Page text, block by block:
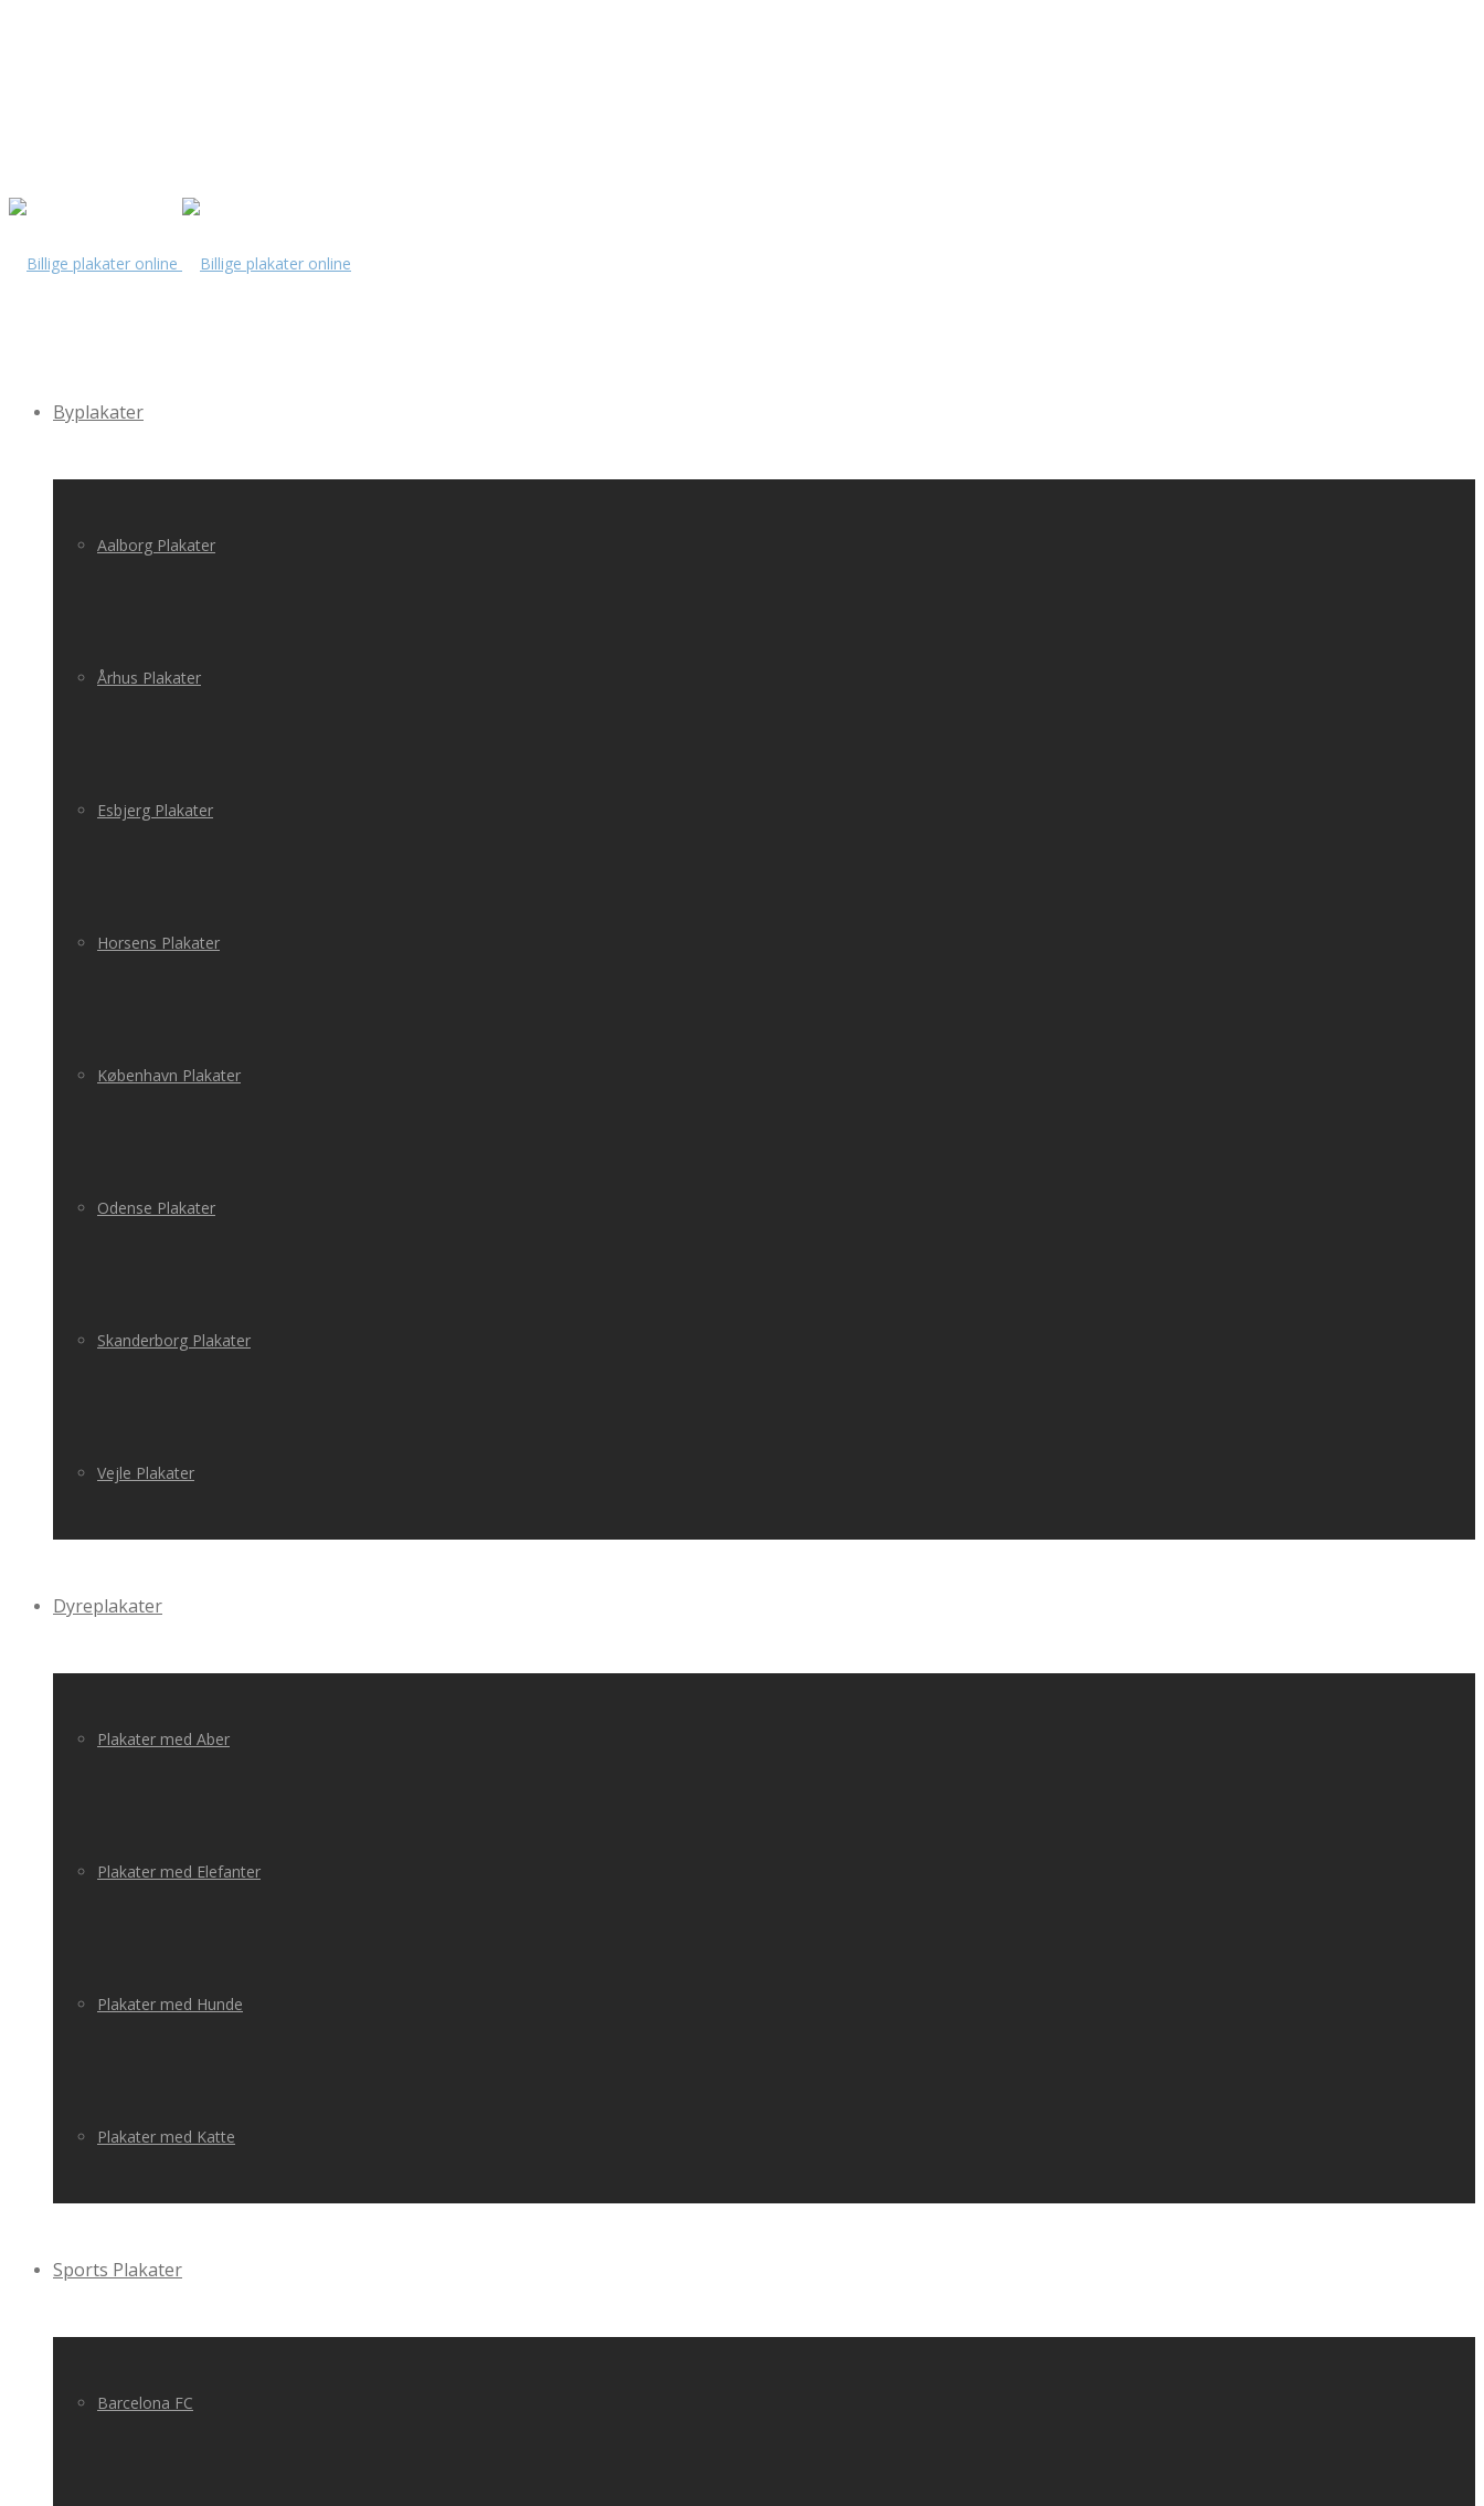
Byplakater
Aalborg Plakater
Århus Plakater
Esbjerg Plakater
Horsens Plakater
København Plakater
Odense Plakater
Skanderborg Plakater
Vejle Plakater
Dyreplakater
Plakater med Aber
Plakater med Elefanter
Plakater med Hunde
Plakater med Katte
Sports Plakater
Barcelona FC